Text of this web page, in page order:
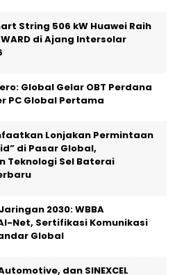
String 506 kW Huawei Raih
di Ajang Intersolar
Global Gelar OBT Perdana
PC Global Pertama
Lonjakan Permintaan
di Pasar Global,
Teknologi Sel Baterai
2030: WBBA
Net, Sertifikasi Komunikasi
Global
Automotive, dan SINEXCEL